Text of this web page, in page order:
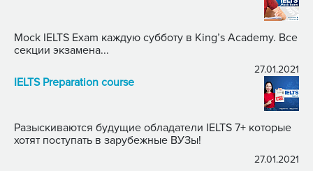
Mock IELTS Exam каждую субботу в King’s Academy. Все
секции экзамена...
27.01.2021
IELTS Preparation course
Разыскиваются будущие обладатели IELTS 7+ которые
хотят поступать в зарубежные ВУЗы!
27.01.2021